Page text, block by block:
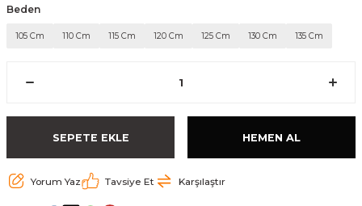
Beden
105 Cm 110 Cm 115 Cm 120 Cm 125 Cm 130 Cm 135 Cm
SEPETE EKLE HEMEN AL
Yorum Yaz Tavsiye Et Karşılaştır